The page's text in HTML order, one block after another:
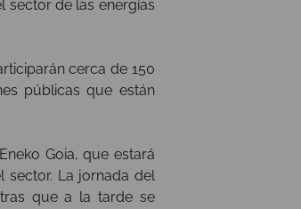
sector de las energías
cerca de 150
públicas que están
Goia, que estará
sector. La jornada del
que a la tarde se